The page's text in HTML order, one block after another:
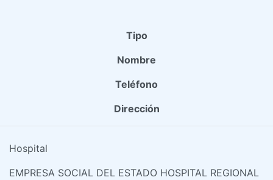
Tipo
Nombre
Teléfono
Dirección
Hospital
EMPRESA SOCIAL DEL ESTADO HOSPITAL REGIONAL